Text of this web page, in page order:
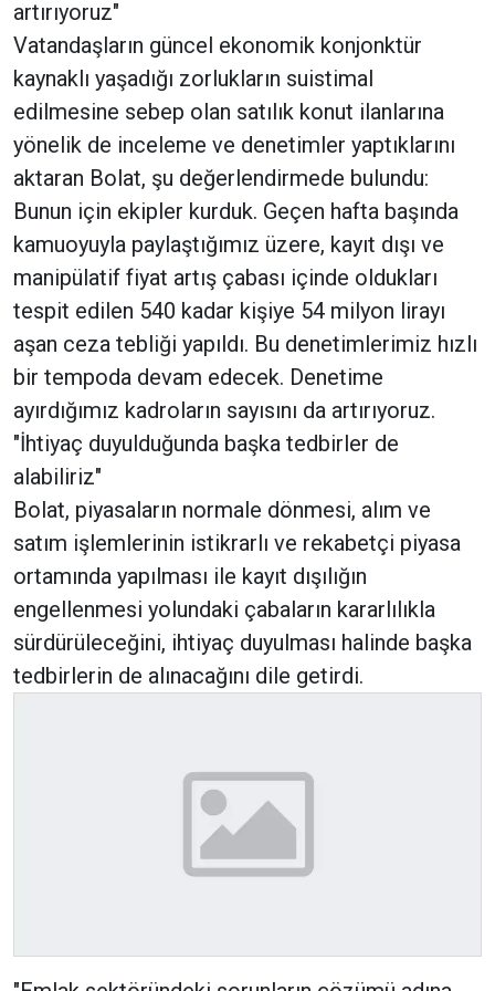
artırıyoruz"
Vatandaşların güncel ekonomik konjonktür
kaynaklı yaşadığı zorlukların suistimal
edilmesine sebep olan satılık konut ilanlarına
yönelik de inceleme ve denetimler yaptıklarını
aktaran Bolat, şu değerlendirmede bulundu:
Bunun için ekipler kurduk. Geçen hafta başında
kamuoyuyla paylaştığımız üzere, kayıt dışı ve
manipülatif fiyat artış çabası içinde oldukları
tespit edilen 540 kadar kişiye 54 milyon lirayı
aşan ceza tebliği yapıldı. Bu denetimlerimiz hızlı
bir tempoda devam edecek. Denetime
ayırdığımız kadroların sayısını da artırıyoruz.
"İhtiyaç duyulduğunda başka tedbirler de
alabiliriz"
Bolat, piyasaların normale dönmesi, alım ve
satım işlemlerinin istikrarlı ve rekabetçi piyasa
ortamında yapılması ile kayıt dışılığın
engellenmesi yolundaki çabaların kararlılıkla
sürdürüleceğini, ihtiyaç duyulması halinde başka
tedbirlerin de alınacağını dile getirdi.